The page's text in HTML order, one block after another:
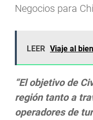
Negocios para
LEER Viaje al
“El objetivo de
región tanto a
operadores de